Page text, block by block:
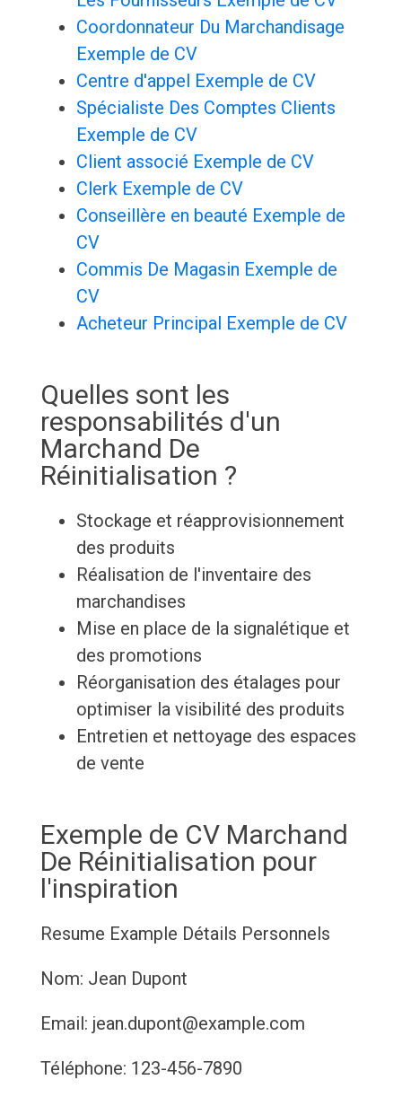
Coordonnateur Du Marchandisage
Exemple de CV
Centre d'appel Exemple de CV
Spécialiste Des Comptes Clients
Exemple de CV
Client associé Exemple de CV
Clerk Exemple de CV
Conseillère en beauté Exemple de
CV
Commis De Magasin Exemple de
CV
Acheteur Principal Exemple de CV
Quelles sont les
responsabilités d'un
Marchand De
Réinitialisation ?
Stockage et réapprovisionnement
des produits
Réalisation de l'inventaire des
marchandises
Mise en place de la signalétique et
des promotions
Réorganisation des étalages pour
optimiser la visibilité des produits
Entretien et nettoyage des espaces
de vente
Exemple de CV Marchand
De Réinitialisation pour
l'inspiration
Resume Example Détails Personnels
Nom: Jean Dupont
Email: jean.dupont@example.com
Téléphone: 123-456-7890